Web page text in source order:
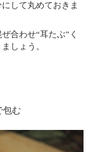
して丸めておきま
合わせ“耳たぶ”く
しょう。
包む